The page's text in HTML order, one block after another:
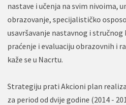
nastave i učenja na svim nivoima,
obrazovanje, specijalističko
usavršavanje nastavnog i
praćenje i evaluaciju obrazovnih i
kaže se u Nacrtu.
Strategiju prati Akcioni plan
za period od dvije godine (2014 -